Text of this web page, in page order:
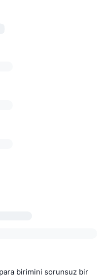
birimini sorunsuz bir